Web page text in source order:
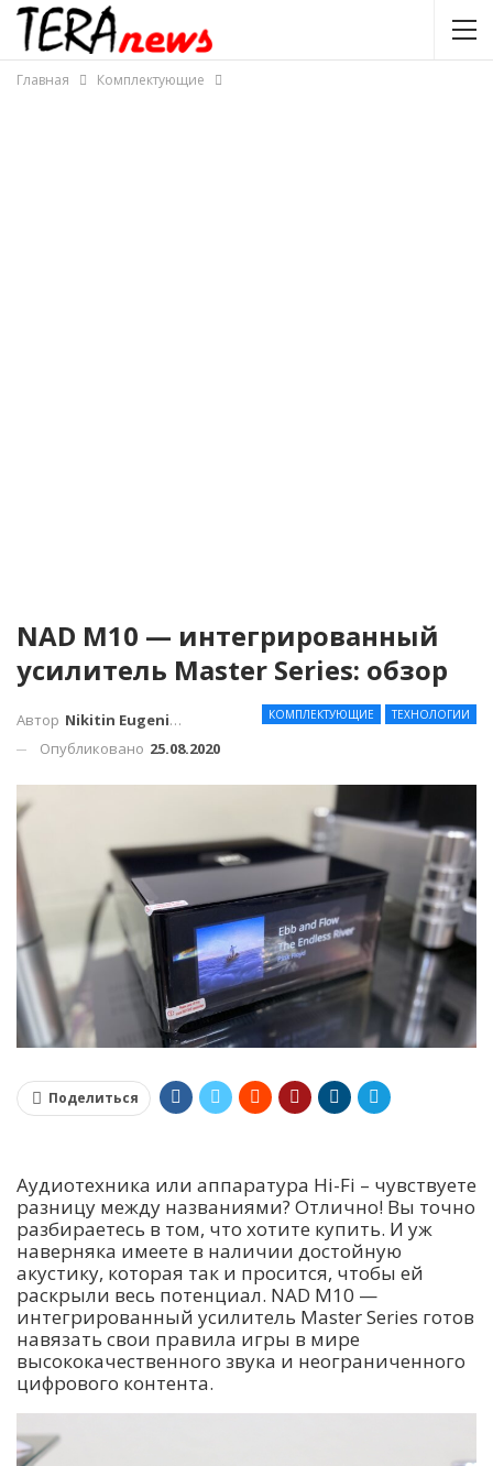
Главная Комплектующие
NAD M10 — интегрированный
усилитель Master Series: обзор
КОМПЛЕКТУЮЩИЕ ТЕХНОЛОГИИ
Автор Nikitin Eugenius
Опубликовано 25.08.2020
Поделиться
Аудиотехника или аппаратура Hi-Fi – чувствуете
разницу между названиями? Отлично! Вы точно
разбираетесь в том, что хотите купить. И уж
наверняка имеете в наличии достойную
акустику, которая так и просится, чтобы ей
раскрыли весь потенциал. NAD M10 —
интегрированный усилитель Master Series готов
навязать свои правила игры в мире
высококачественного звука и неограниченного
цифрового контента.